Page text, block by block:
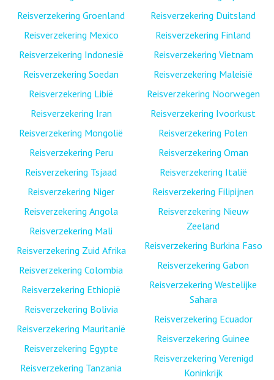
Reisverzekering Groenland
Reisverzekering Mexico
Reisverzekering Indonesië
Reisverzekering Soedan
Reisverzekering Libië
Reisverzekering Iran
Reisverzekering Mongolië
Reisverzekering Peru
Reisverzekering Tsjaad
Reisverzekering Niger
Reisverzekering Angola
Reisverzekering Mali
Reisverzekering Zuid Afrika
Reisverzekering Colombia
Reisverzekering Ethiopië
Reisverzekering Bolivia
Reisverzekering Mauritanië
Reisverzekering Egypte
Reisverzekering Tanzania
Reisverzekering Duitsland
Reisverzekering Finland
Reisverzekering Vietnam
Reisverzekering Maleisië
Reisverzekering Noorwegen
Reisverzekering Ivoorkust
Reisverzekering Polen
Reisverzekering Oman
Reisverzekering Italië
Reisverzekering Filipijnen
Reisverzekering Nieuw
Zeeland
Reisverzekering Burkina Faso
Reisverzekering Gabon
Reisverzekering Westelijke
Sahara
Reisverzekering Ecuador
Reisverzekering Guinee
Reisverzekering Verenigd
Koninkrijk